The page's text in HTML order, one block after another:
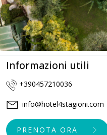
Informazioni utili
+390457210036
info@hotel4stagioni.com
PRENOTA ORA